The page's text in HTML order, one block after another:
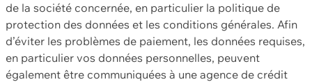
de la société concernée, en particulier la politique de
protection des données et les conditions générales. Afin
d’éviter les problèmes de paiement, les données requises,
en particulier vos données personnelles, peuvent
également être communiquées à une agence de crédit